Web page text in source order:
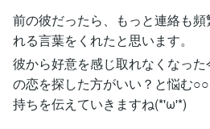
前の彼だったら、もっと連絡も頻
れる言葉をくれたと思います。
彼から好意を感じ取れなくなっ
の恋を探した方がいい？と悩む
持ちを伝えていきますね(*'ω'*)